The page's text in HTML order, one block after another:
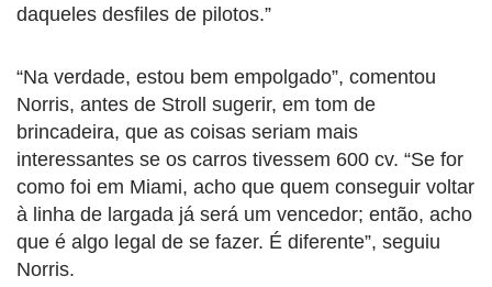
daqueles desfiles de pilotos.”
“Na verdade, estou bem empolgado”, comentou
Norris, antes de Stroll sugerir, em tom de
brincadeira, que as coisas seriam mais
interessantes se os carros tivessem 600 cv. “Se for
como foi em Miami, acho que quem conseguir voltar
à linha de largada já será um vencedor; então, acho
que é algo legal de se fazer. É diferente”, seguiu
Norris.